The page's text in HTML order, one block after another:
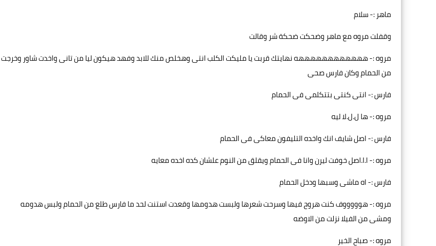
ماهر :- سلام
وقفلت مروه مع ماهر وضحكت ضحكة شر وقالت
مروه :- ههههههههههههه نهايتك قربت يا مليكت الكلب انتى وهخلص منك للابد وفهد هيكون ليا من تانى واخدت شاور وخرجت
من الحمام وكان فارس صحى
فارس :- انتى كنتى بتتكلمى فى الحمام
مروه :- ها ل.ل.لا ليه
فارس :- اصل شايف انك واخده التليفون معاكى فى الحمام
مروه :- ا.ا.اصل خوفت ليرن وانا فى الحمام ويقلق من النوم علشان كده اخده معايه
فارس :- اه ماشى وسبها ودخل الحمام
مروه :- هوووووف كنت هروح فيها وسرحت شعرها ولبست هدومها وقعدت استنت لحد ما فارس طلع من الحمام ولبس هدومه
ومشى من الفيلا نزلت من الاوضه
مروه :- صباح الخير